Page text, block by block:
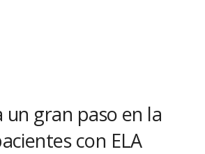
un gran paso en la
con ELA